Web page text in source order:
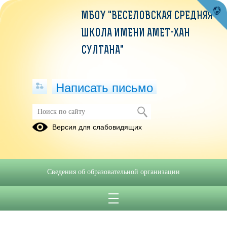
МБОУ "ВЕСЕЛОВСКАЯ СРЕДНЯЯ
ШКОЛА ИМЕНИ АМЕТ-ХАН
СУЛТАНА"
Написать письмо
Версия для слабовидящих
Сведения об образовательной организации